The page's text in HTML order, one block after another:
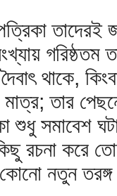
তাদেরই
গরিষ্ঠতম
থাকে,
মাত্র; তার
শুধু সমাবেশ
রচনা করে
নতুন